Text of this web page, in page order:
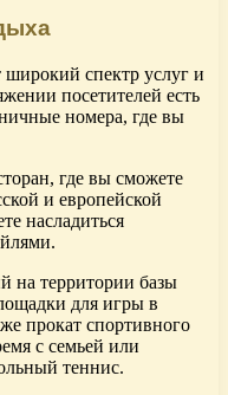
широкий спектр услуг и
посетителей есть
номера, где вы
где вы сможете
и европейской
насладиться
на территории базы
для игры в
прокат спортивного
с семьей или
теннис.